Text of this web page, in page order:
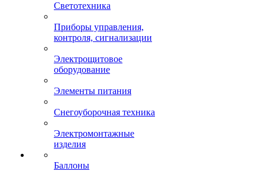
Светотехника
Приборы управления,
контроля, сигнализации
Электрощитовое
оборудование
Элементы питания
Снегоуборочная техника
Электромонтажные
изделия
Баллоны